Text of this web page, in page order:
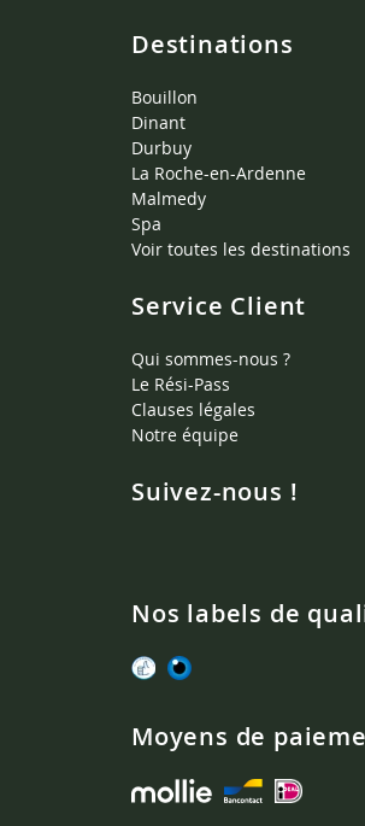
Destinations
Bouillon
Dinant
Durbuy
La Roche-en-Ardenne
Malmedy
Spa
Voir toutes les destinations
Service Client
Qui sommes-nous ?
Le Rési-Pass
Clauses légales
Notre équipe
Suivez-nous !
Nos labels de
Moyens de